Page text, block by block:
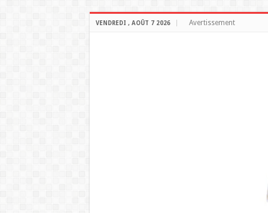
VENDREDI , AOÛT 7 2026 Avertissement